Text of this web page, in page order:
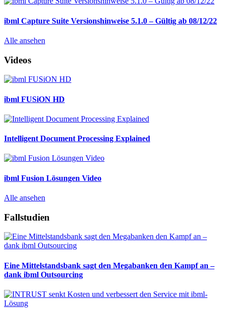
ibml Capture Suite Versionshinweise 5.1.0 – Gültig ab 08/12/22
Alle ansehen
Videos
ibml FUSiON HD
Intelligent Document Processing Explained
ibml Fusion Lösungen Video
Alle ansehen
Fallstudien
Eine Mittelstandsbank sagt den Megabanken den Kampf an –
dank ibml Outsourcing